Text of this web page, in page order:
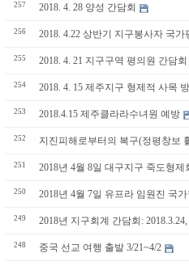
257 2018. 4. 28 양성 간담회
256 2018. 4.22 상반기 지구봉사자 국가
255 2018. 4. 21 지구구역 평의원 간담회
254 2018. 4. 15 제주지구 형제적 사목
253 2018.4.15 제주클라라수녀원 예방
252 지진피해로부터의 복구(정평
251 2018년 4월 8일 대구지구 죽도형제
250 2018년 4월 7일 유프라 임원진 국
249 2018년 지구회계 간담회:
248 중국 선교 여행 출발 3/21~4/2